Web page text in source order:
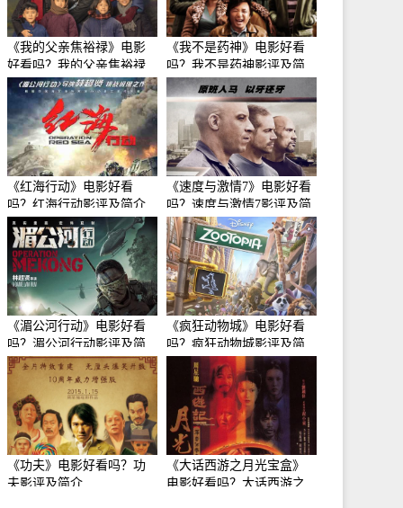
《我的父亲焦裕禄》电影
好看吗？我的父亲焦裕禄
影评及简介
《我不是药神》电影好看
吗？我不是药神影评及简
介
《红海行动》电影好看
吗？红海行动影评及简介
《速度与激情7》电影好看
吗？速度与激情7影评及简
介
《湄公河行动》电影好看
吗？湄公河行动影评及简
介
《疯狂动物城》电影好看
吗？疯狂动物城影评及简
《功夫》电影好看吗？功
夫影评及简介
《大话西游之月光宝盒》
电影好看吗？大话西游之